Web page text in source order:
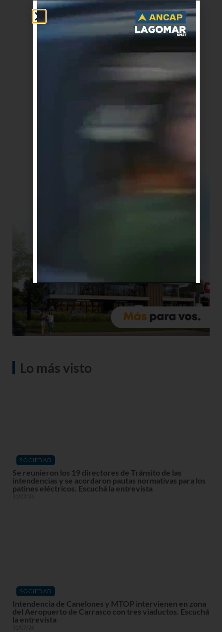
Lo más visto
SOCIEDAD
Se reunieron los 19 directores de Tránsito de las
intendencias y se acordaron pautas normativas para los
patines eléctricos. Escuchá la entrevista
31/07/26
SOCIEDAD
Intendencia de Canelones y MTOP intervienen en zona
del Aeropuerto de Carrasco con tres viaductos. Escuchá
la entrevista
31/07/26